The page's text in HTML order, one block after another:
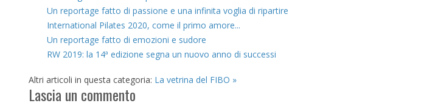
Un reportage fatto di passione e una infinita voglia di ripartire
International Pilates 2020, come il primo amore...
Un reportage fatto di emozioni e sudore
RW 2019: la 14ª edizione segna un nuovo anno di successi
Altri articoli in questa categoria: La vetrina del FIBO »
Lascia un commento